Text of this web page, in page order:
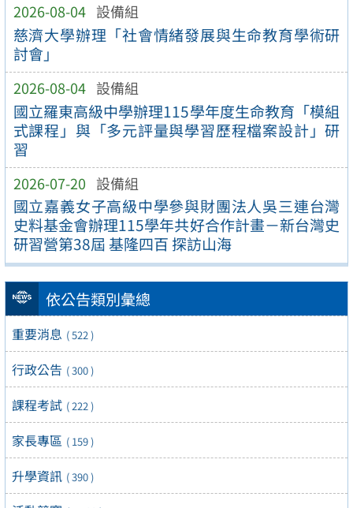
2026-08-04 設備組
慈濟大學辦理「社會情緒發展與生命教育學術研
討會」
2026-08-04 設備組
國立羅東高級中學辦理115學年度生命教育「模組
式課程」與「多元評量與學習歷程檔案設計」研
習
2026-07-20 設備組
國立嘉義女子高級中學參與財團法人吳三連台灣
史料基金會辦理115學年共好合作計畫－新台灣史
研習營第38屆 基隆四百 探訪山海
依公告類別彙總
重要消息 ( 522 )
行政公告 ( 300 )
課程考試 ( 222 )
家長專區 ( 159 )
升學資訊 ( 390 )